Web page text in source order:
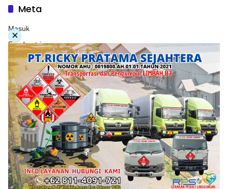
Meta
Masuk
Feed entri
Feed komentar
WordPress.org
Copyright © 2026. PT. Herwandy Baharuddin Grup. All
rights reserve
×